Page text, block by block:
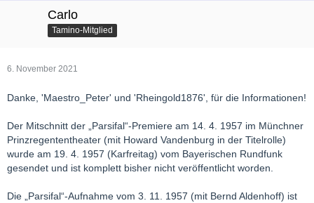
Carlo
Tamino-Mitglied
6. November 2021
Danke, 'Maestro_Peter' und 'Rheingold1876', für die Informationen!
Der Mitschnitt der „Parsifal“-Premiere am 14. 4. 1957 im Münchner
Prinzregententheater (mit Howard Vandenburg in der Titelrolle)
wurde am 19. 4. 1957 (Karfreitag) vom Bayerischen Rundfunk
gesendet und ist komplett bisher nicht veröffentlicht worden.
Die „Parsifal“-Aufnahme vom 3. 11. 1957 (mit Bernd Aldenhoff) ist